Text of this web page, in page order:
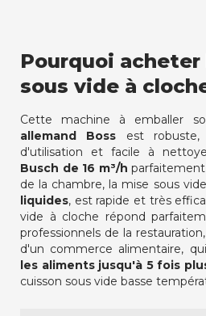
Pourquoi
sous vide à
Cette machine à emballer
allemand Boss est
d'utilisation et facile à
Busch de 16 m³/h
de la chambre, la mise sous
liquides, est rapide et très
vide à cloche répond
professionnels de la
d'un commerce alimentaire,
les aliments jusqu'à 5 fois
cuisson sous vide basse